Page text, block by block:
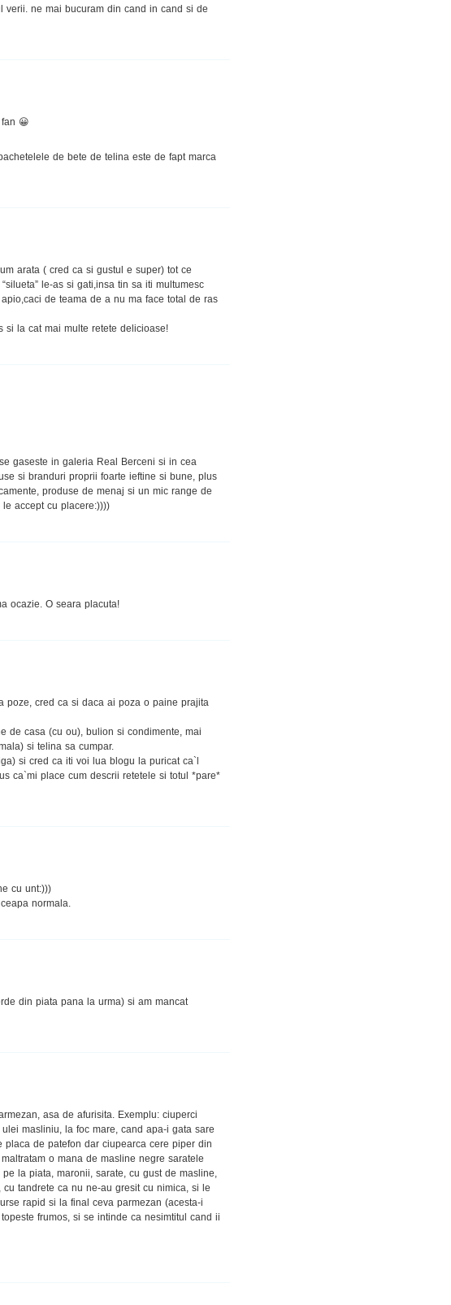
ne mai bucuram din cand in cand si de
😀
de bete de telina este de fapt marca
arata ( cred ca si gustul e super) tot ce
le-as si gati,insa tin sa iti multumesc
de teama de a nu ma face total de ras
si la cat mai multe retete delicioase!
gaseste in galeria Real Berceni si in cea
si branduri proprii foarte ieftine si bune, plus
produse de menaj si un mic range de
accept cu placere:))))
ocazie. O seara placuta!
poze, cred ca si daca ai poza o paine prajita
de casa (cu ou), bulion si condimente, mai
si telina sa cumpar.
si cred ca iti voi lua blogu la puricat ca`l
ca`mi place cum descrii retetele si totul *pare*
cu unt:)))
normala.
din piata pana la urma) si am mancat
asa de afurisita. Exemplu: ciuperci
masliniu, la foc mare, cand apa-i gata sare
de patefon dar ciupearca cere piper din
o mana de masline negre saratele
la piata, maronii, sarate, cu gust de masline,
tandrete ca nu ne-au gresit cu nimica, si le
rapid si la final ceva parmezan (acesta-i
frumos, si se intinde ca nesimtitul cand ii